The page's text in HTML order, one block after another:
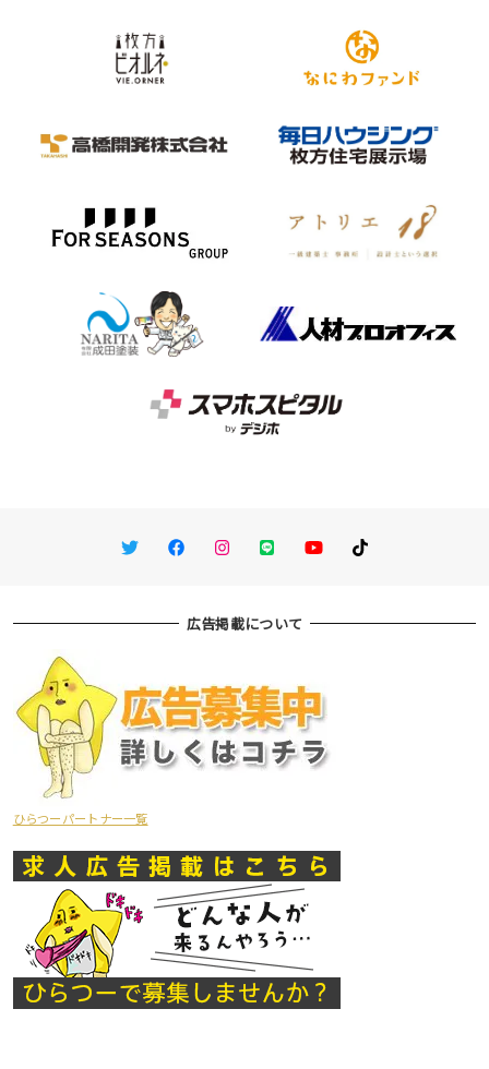
TwitterFacebookInstagram
LINE You TubeTikTok
広告掲載について
ひらつーパートナー一覧